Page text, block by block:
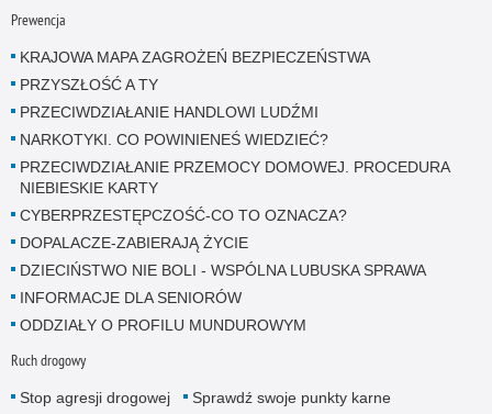
Prewencja
KRAJOWA MAPA ZAGROŻEŃ BEZPIECZEŃSTWA
PRZYSZŁOŚĆ A TY
PRZECIWDZIAŁANIE HANDLOWI LUDŹMI
NARKOTYKI. CO POWINIENEŚ WIEDZIEĆ?
PRZECIWDZIAŁANIE PRZEMOCY DOMOWEJ. PROCEDURA
NIEBIESKIE KARTY
CYBERPRZESTĘPCZOŚĆ-CO TO OZNACZA?
DOPALACZE-ZABIERAJĄ ŻYCIE
DZIECIŃSTWO NIE BOLI - WSPÓLNA LUBUSKA SPRAWA
INFORMACJE DLA SENIORÓW
ODDZIAŁY O PROFILU MUNDUROWYM
Ruch drogowy
Stop agresji drogowej
Sprawdź swoje punkty karne